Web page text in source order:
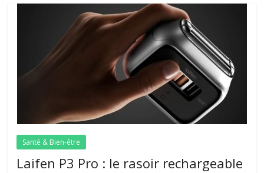
Santé & Bien-être
Laifen P3 Pro : le rasoir rechargeable